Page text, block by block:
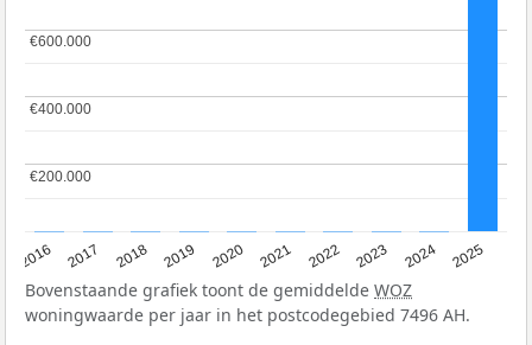
2016 2017 2018 2019 2020 2021 2022 2023 2024 2025
€200.000
€200.000
€400.000
€400.000
€600.000
€600.000
Bovenstaande grafiek toont de gemiddelde WOZ
woningwaarde per jaar in het postcodegebied 7496 AH.